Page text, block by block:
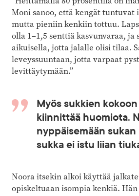
Moni sanoo, että kengät tuntuvat
mutta pieniin kenkiin tottuu.
olla 1–1,5 senttiä kasvunvaraa, ja
aikuisella, jotta jalalle olisi tilaa.
leveyssuuntaan, jotta varpaat
levittäytymään.”
Myös sukkien
kiinnittää huomiota.
nyppäisemään
sukka ei istu liian
Noora itsekin alkoi käyttää
opiskeltuaan isompia kenkiä.